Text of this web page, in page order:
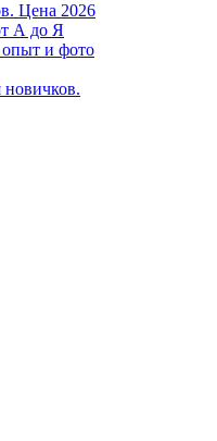
Цена 2026
А до Я
опыт и фото